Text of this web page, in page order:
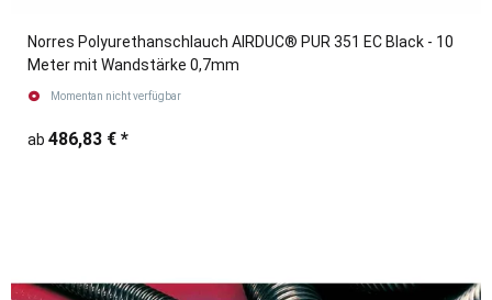
Norres Polyurethanschlauch AIRDUC® PUR 351 EC Black - 10
Meter mit Wandstärke 0,7mm
Momentan nicht verfügbar
ab 486,83 € *